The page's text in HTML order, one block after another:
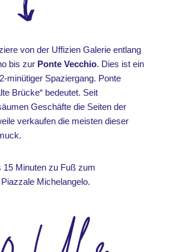
von der Uffizien Galerie entlang
bis zur Ponte Vecchio. Dies ist ein
minütiger Spaziergang. Ponte
Brücke“ bedeutet. Seit
Geschäfte die Seiten der
verkaufen die meisten dieser
15 Minuten zu Fuß zum
Michelangelo.